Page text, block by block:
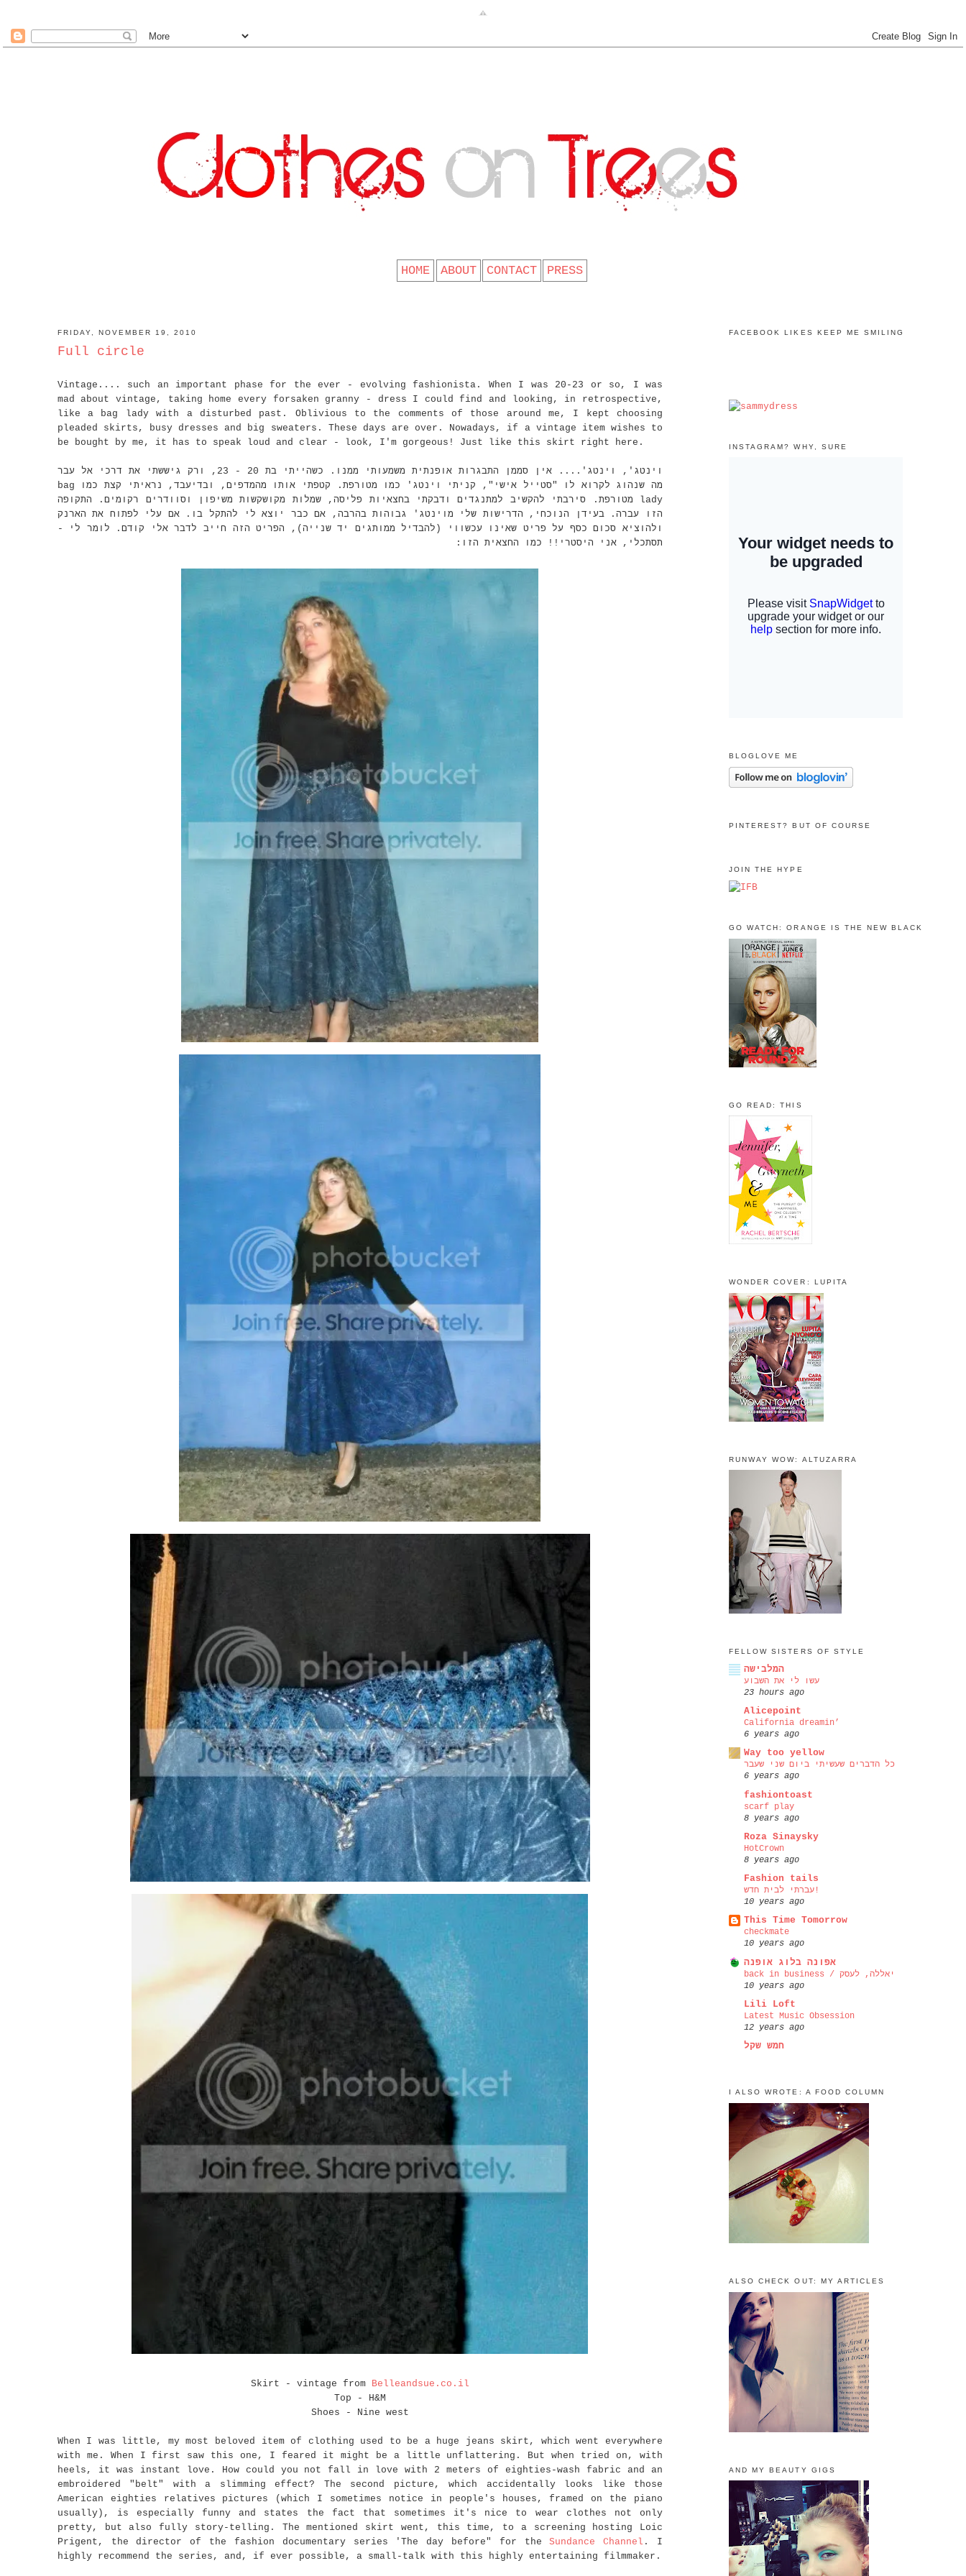
HOME ABOUT CONTACT PRESS
FRIDAY, NOVEMBER 19, 2010
Full circle
Vintage.... such an important phase for the ever - evolving fashionista. When I was 20-23 or so, I was
mad about vintage, taking home every forsaken granny - dress I could find and looking, in retrospective,
like a bag lady with a disturbed past. Oblivious to the comments of those around me, I kept choosing
pleaded skirts, busy dresses and big sweaters. These days are over. Nowadays, if a vintage item wishes to
be bought by me, it has to speak loud and clear - look, I'm gorgeous! Just like this skirt right here.
וינטג', וינטג'.... אין סממן התבגרות אופנתית משמעותי ממנו. כשהייתי בת 20 - 23, ורק גיששתי את דרכי אל עבר
מה שנהוג לקרוא לו "סטייל אישי", קניתי וינטג' כמו מטורפת. קטפתי אותו מהמדפים, ובדיעבד, נראיתי קצת כמו bag
lady מטורפת. סירבתי להקשיב למתנגדים ודבקתי בחצאיות פליסה, שמלות מקושקשות משיפון וסוודרים רקומים. התקופה
הזו עברה. בעידן הנוכחי, הדרישות שלי מוינטג' גבוהות בהרבה, אם כבר יוצא לי להתקל בו. אם עלי לפתוח את הארנק
ולהוציא סכום כסף על פריט שאינו עכשווי (להבדיל ממותגים יד שנייה), הפריט הזה חייב לדבר אלי קודם. לומר לי -
תסתכלי, אני היסטרי!! כמו החצאית הזו:
Skirt - vintage fromBelleandsue.co.il
Top - H&M
Shoes - Nine west
When I was little, my most beloved item of clothing used to be a huge jeans skirt, which went everywhere
with me. When I first saw this one, I feared it might be a little unflattering. But when tried on, with
heels, it was instant love. How could you not fall in love with 2 meters of eighties-wash fabric and an
embroidered "belt" with a slimming effect? The second picture, which accidentally looks like those
American eighties relatives pictures (which I sometimes notice in people's houses, framed on the piano
usually), is especially funny and states the fact that sometimes it's nice to wear clothes not only
pretty, but also fully story-telling. The mentioned skirt went, this time, to a screening hosting Loic
Prigent, the director of the fashion documentary series 'The day before" for theSundance Channel . I
highly recommend the series, and, if ever possible, a small-talk with this highly entertaining filmmaker.
FACEBOOK LIKES KEEP ME SMILING
INSTAGRAM? WHY, SURE
BLOGLOVE ME
PINTEREST? BUT OF COURSE
JOIN THE HYPE
GO WATCH: ORANGE IS THE NEW BLACK
GO READ: THIS
WONDER COVER: LUPITA
RUNWAY WOW: ALTUZARRA
FELLOW SISTERS OF STYLE
המלבישה
עשו לי את השבוע
23 hours ago
Alicepoint
California dreamin’
6 years ago
Way too yellow
כל הדברים שעשיתי ביום שני שעבר
6 years ago
fashiontoast
scarf play
8 years ago
Roza Sinaysky
HotCrown
8 years ago
Fashion tails
עברתי לבית חדש!
10 years ago
This Time Tomorrow
checkmate
10 years ago
אפונה בלוג אופנה
back in business / יאללה, לעסק
10 years ago
Lili Loft
Latest Music Obsession
12 years ago
חמש שקל
I ALSO WROTE: A FOOD COLUMN
ALSO CHECK OUT: MY ARTICLES
AND MY BEAUTY GIGS